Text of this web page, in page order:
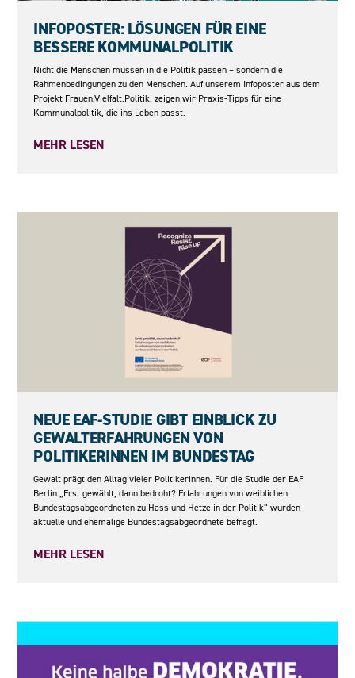
INFOPOSTER: LÖSUNGEN FÜR EINE
BESSERE KOMMUNALPOLITIK
Nicht die Menschen müssen in die Politik passen – sondern die
Rahmenbedingungen zu den Menschen. Auf unserem Infoposter aus dem
Projekt Frauen.Vielfalt.Politik. zeigen wir Praxis-Tipps für eine
Kommunalpolitik, die ins Leben passt.
MEHR LESEN
NEUE EAF-STUDIE GIBT EINBLICK ZU
GEWALTERFAHRUNGEN VON
POLITIKERINNEN IM BUNDESTAG
Gewalt prägt den Alltag vieler Politikerinnen. Für die Studie der EAF
Berlin „Erst gewählt, dann bedroht? Erfahrungen von weiblichen
Bundestagsabgeordneten zu Hass und Hetze in der Politik“ wurden
aktuelle und ehemalige Bundestagsabgeordnete befragt.
MEHR LESEN